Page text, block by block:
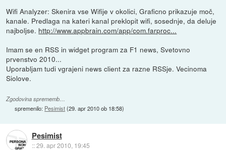
Wifi Analyzer: Skenira vse Wifije v okolici, Graficno prikazuje moč,
kanale. Predlaga na kateri kanal preklopit wifi, sosednje, da deluje
najboljse. http://www.appbrain.com/app/com.farproc...
Imam se en RSS in widget program za F1 news, Svetovno
prvenstvo 2010...
Uporabljam tudi vgrajeni news client za razne RSSje. Vecinoma
Siolove.
Zgodovina sprememb…
spremenilo: Pesimist(29. apr 2010 ob 18:58)
Pesimist
::29. apr 2010, 19:45